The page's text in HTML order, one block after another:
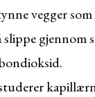
vegger
gjennom